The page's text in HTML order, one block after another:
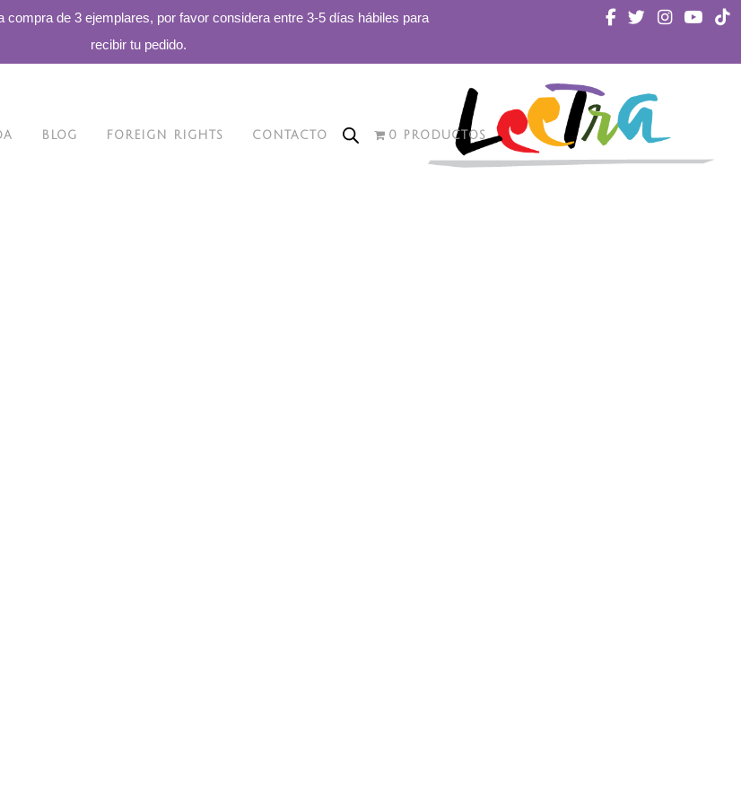
compra de 3 ejemplares, por favor considera entre 3-5 días hábiles para
recibir tu pedido.
BLOG FOREIGN RIGHTS CONTACTO 0 PRODUCTOS